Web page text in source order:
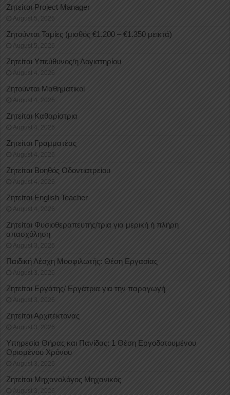
Ζητείται Project Manager
August 5, 2026
Ζητούνται Ταμίες (μισθός €1.200 – €1.350 μεικτά)
August 5, 2026
Ζητείται Υπεύθυνος/η Λογιστηρίου
August 4, 2026
Ζητούνται Μαθηματικοί
August 4, 2026
Ζητείται Καθαρίστρια
August 4, 2026
Ζητείται Γραμματέας
August 4, 2026
Ζητείται Βοηθός Οδοντιατρείου
August 4, 2026
Ζητείται English Teacher
August 4, 2026
Ζητείται Φυσιοθεραπευτής/τρια για μερική ή πλήρη
απασχόληση
August 3, 2026
Παιδική Λέσχη Μοσφιλωτής: Θέση Εργασίας
August 3, 2026
Ζητείται Εργάτης/ Εργάτρια για την παραγωγή
August 3, 2026
Ζητείται Αρχιτέκτονας
August 3, 2026
Υπηρεσία Θήρας και Πανίδας: 1 Θέση Eργοδοτουμένου
Oρισμένου Xρόνου
August 3, 2026
Ζητείται Μηχανολόγος Μηχανικός
August 3, 2026